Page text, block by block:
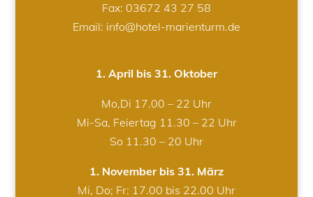
Fax: 03672 43 27 58
Email: info@hotel-marienturm.de
1. April bis 31. Oktober
Mo,Di 17.00 – 22 Uhr
Mi-Sa, Feiertag 11.30 – 22 Uhr
So 11.30 – 20 Uhr
1. November bis 31. März
Mi, Do; Fr: 17.00 bis 22.00 Uhr